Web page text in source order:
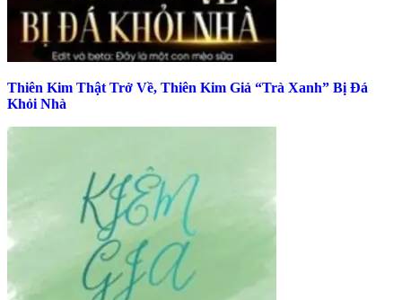
Thiên Kim Thật Trở Về, Thiên Kim Giả “Trà Xanh” Bị Đá
Khỏi Nhà